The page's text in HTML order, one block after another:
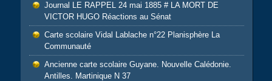
Journal LE RAPPEL 24 mai 1885 # LA MORT DE
VICTOR HUGO Réactions au Sénat
Carte scolaire Vidal Lablache n°22 Planisphère La
Communauté
Ancienne carte scolaire Guyane. Nouvelle Calédonie.
Antilles. Martinique N 37